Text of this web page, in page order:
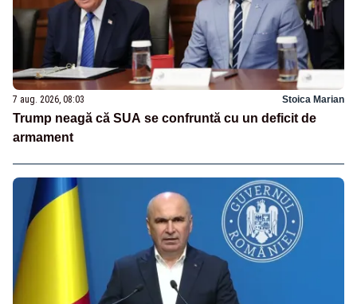
7 aug. 2026, 08:03 Stoica Marian
Trump neagă că SUA se confruntă cu un deficit de
armament